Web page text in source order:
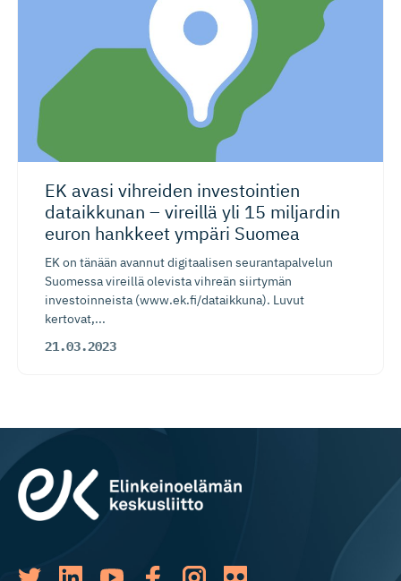
EK avasi vihreiden investointien
dataikkunan – vireillä yli 15 miljardin
euron hankkeet ympäri Suomea
EK on tänään avannut digitaalisen seurantapalvelun
Suomessa vireillä olevista vihreän siirtymän
investoinneista (www.ek.fi/dataikkuna). Luvut
kertovat,...
21.03.2023